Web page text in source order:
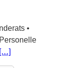
•
[…]